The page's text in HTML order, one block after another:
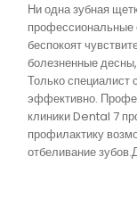
Ни одна зубная
профессиональные
беспокоят
болезненные
Только
эффективно.
клиники Dental 7
профилактику
отбеливание